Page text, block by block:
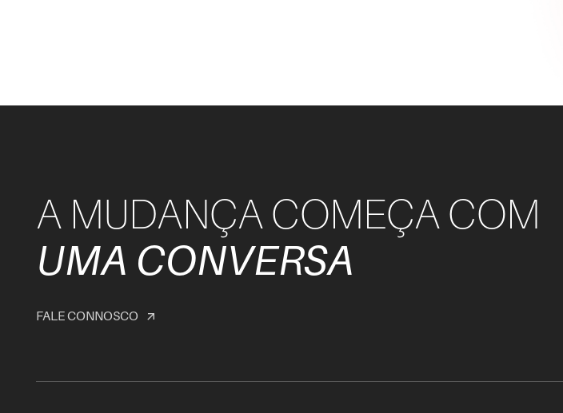
A MUDANÇA COMEÇA COM
UMA CONVERSA
FALE CONNOSCO arrow_outward